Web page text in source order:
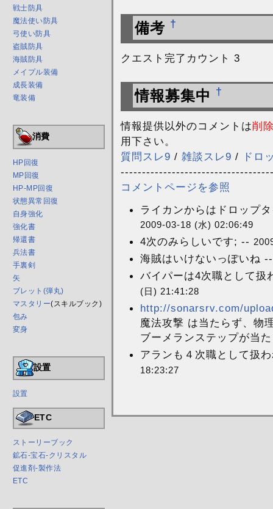
戦士防具
魔法使い防具
弓使い防具
盗賊防具
海賊防具
メイプル装備
成長装備
竜装備
消費
HP回復
MP回復
HP-MP回復
状態異常回復
自身強化
強化書
帰還書
兵法書
手裏剣
矢
ブレット(弾丸)
マスタリー(スキルブック)
包み
変身
設置
設置
ETC
ストーリーブック
鉱石-宝石-クリスタル
促進剤-製作法
ETC
備考 †
クエスト完了カウント 3
情報募集中 †
情報提供以外のコメントは削
用下さい。
質問スレ9 / 雑談スレ9 /
ドロ
コメントページを参照
ライカンからはドロップ
2009-03-18 (水) 02:06:49
4次のみらしいです; --
海賊はいけないっぽいね
バイパーは4次職として
(日) 21:41:28
http://sonarsrv.com/
魔法攻撃 は当たらず、物
ブーメランステップが当
アランも４次職として扱
18:23:27